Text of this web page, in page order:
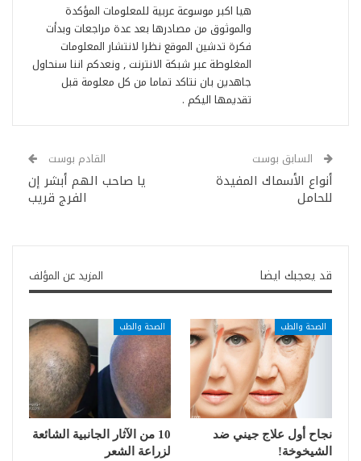
هيا اكبر موسوعة عربية للمعلومات المؤكدة
والموثوق من مصادرها بعد عدة مراجعات وبدأت
فكرة تدشين الموقع نظرا لانتشار المعلومات
المغلوطة عبر شبكة الانترنت , ونعدكم اننا سنحاول
جاهدين بان نتاكد تماما من كل معلومة قبل
تقديمها اليكم .
السابق بوست
أنواع الأسماك المفيدة
للحامل
القادم بوست
يا صاحب الهم أبشر إن
الفرج قريب
قد يعجبك ايضا المزيد عن المؤلف
الصحة والطب
نجاح أول علاج جيني ضد
الشيخوخة!
الصحة والطب
10 من الآثار الجانبية الشائعة
لزراعة الشعر